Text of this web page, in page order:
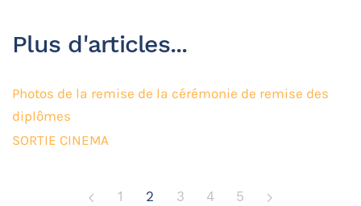
Plus d'articles...
Photos de la remise de la cérémonie de remise des
diplômes
SORTIE CINEMA
1 2 3 4 5